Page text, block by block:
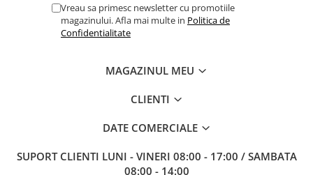
Vreau sa primesc newsletter cu promotiile
magazinului. Afla mai multe in Politica de
Confidentialitate
MAGAZINUL MEU
CLIENTI
DATE COMERCIALE
SUPORT CLIENTI LUNI - VINERI 08:00 - 17:00 / SAMBATA
08:00 - 14:00